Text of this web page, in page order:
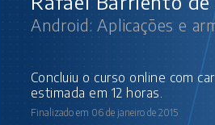
Android: Aplicações e
concluiu o curso online com carga horária
estimada em 12 horas.
Finalizado em 06 de janeiro de 2015